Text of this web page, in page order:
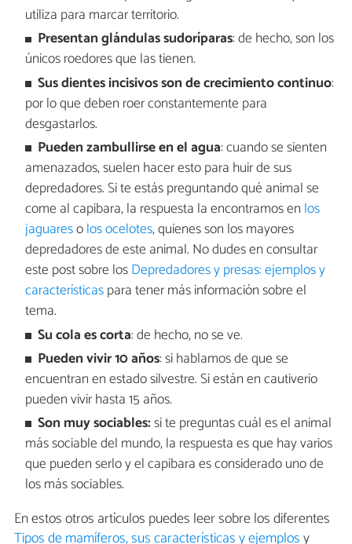
utiliza para marcar territorio.
Presentan glándulas sudoríparas: de hecho, son los
únicos roedores que las tienen.
Sus dientes incisivos son de crecimiento continuo:
por lo que deben roer constantemente para
desgastarlos.
Pueden zambullirse en el agua: cuando se sienten
amenazados, suelen hacer esto para huir de sus
depredadores. Si te estás preguntando qué animal se
come al capibara, la respuesta la encontramos en los
jaguaresolos ocelotes, quienes son los mayores
depredadores de este animal. No dudes en consultar
este post sobre losDepredadores y presas: ejemplos y
característicaspara tener más información sobre el
tema.
Su cola es corta: de hecho, no se ve.
Pueden vivir 10 años: si hablamos de que se
encuentran en estado silvestre. Si están en cautiverio
pueden vivir hasta 15 años.
Son muy sociables:si te preguntas cuál es el animal
más sociable del mundo, la respuesta es que hay varios
que pueden serlo y el capibara es considerado uno de
los más sociables.
En estos otros artículos puedes leer sobre los diferentes
Tipos de mamíferos, sus características y ejemplosy